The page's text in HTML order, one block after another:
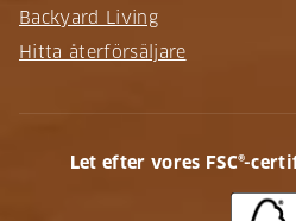
Backyard Living
Hitta återförsäljare
Let efter vores FSC®-